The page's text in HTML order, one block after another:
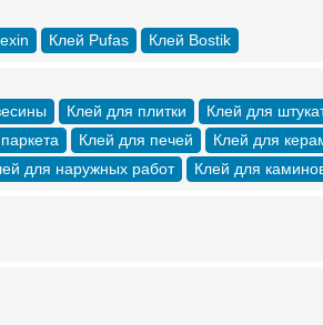
Клей Pufas Клей Bostik
Клей для плитки
Клей для
Клей для печей
Клей для
для наружных работ Клей для